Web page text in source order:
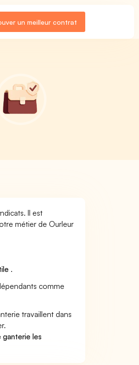
un meilleur contrat
Il est
métier de Ourleur
.
comme
travaillent dans
ganterie les